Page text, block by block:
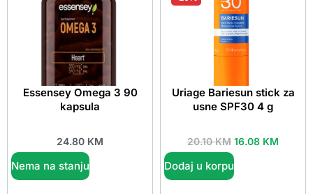
Essensey Omega 3 90
kapsula
24.80 KM
Nema na stanju
Uriage Bariesun stick za
usne SPF30 4 g
20.10KM 16.08 KM
Dodaj u korpu